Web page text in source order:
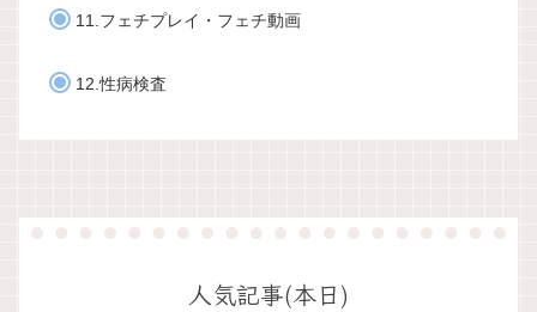
11.フェチプレイ・フェチ動画
12.性病検査
人気記事(本日)